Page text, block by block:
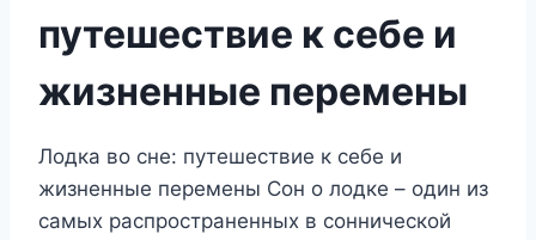
путешествие к себе и
жизненные перемены
Лодка во сне: путешествие к себе и
жизненные перемены Сон о лодке – один из
самых распространенных в соннической